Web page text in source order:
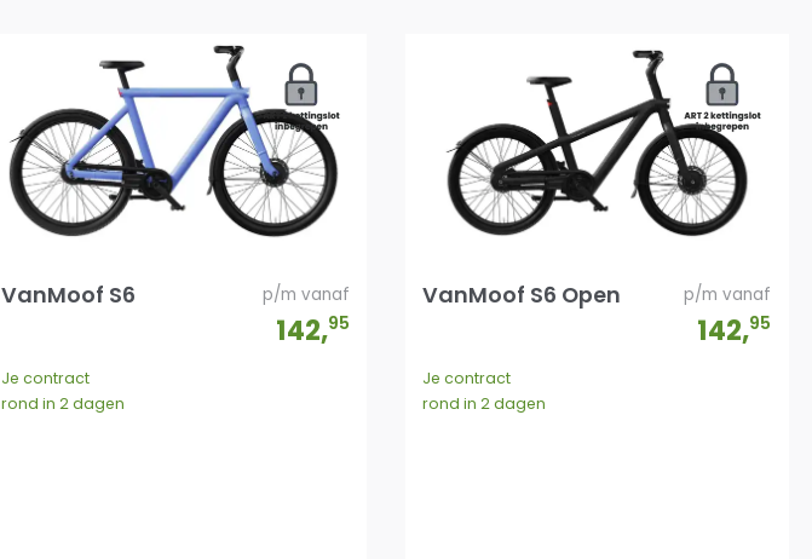
VanMoof S6 p/m vanaf
142,95
Je contract
rond in 2 dagen
VanMoof S6 Open p/m vanaf
142,95
Je contract
rond in 2 dagen